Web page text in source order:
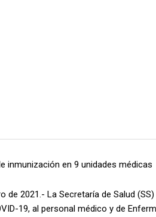
inmunización en 9 unidades médicas
de 2021.- La Secretaría de Salud
19, al personal médico y de